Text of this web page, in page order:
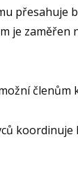
přesahuje
je
koordinuje